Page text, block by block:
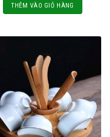
THÊM VÀO GIỎ HÀNG